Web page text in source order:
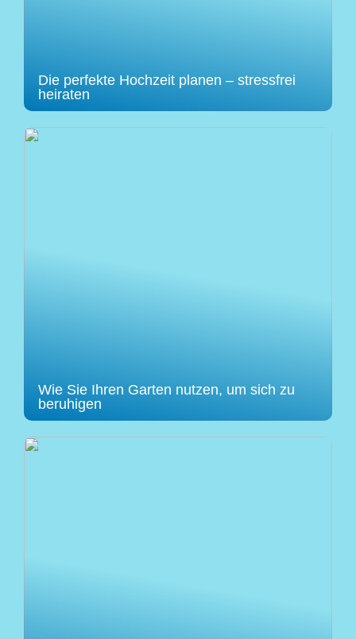
Die perfekte Hochzeit planen – stressfrei
heiraten
Wie Sie Ihren Garten nutzen, um sich zu
beruhigen